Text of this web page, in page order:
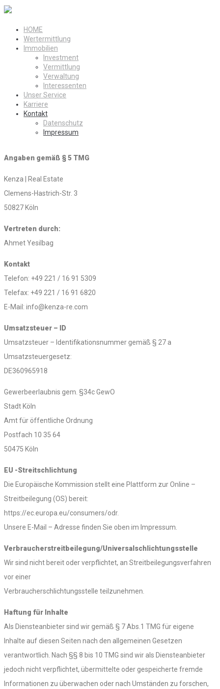
HOME
Wertermittlung
Immobilien
Investment
Vermittlung
Verwaltung
Interessenten
Unser Service
Karriere
Kontakt
Datenschutz
Impressum
Angaben gemäß § 5 TMG
Kenza | Real Estate
Clemens-Hastrich-Str. 3
50827 Köln
Vertreten durch:
Ahmet Yesilbag
Kontakt
Telefon: +49 221 / 16 91 5309
Telefax: +49 221 / 16 91 6820
E-Mail: info@kenza-re.com
Umsatzsteuer – ID
Umsatzsteuer – Identifikationsnummer gemäß § 27 a
Umsatzsteuergesetz:
DE360965918
Gewerbeerlaubnis gem. §34c GewO
Stadt Köln
Amt für öffentliche Ordnung
Postfach 10 35 64
50475 Köln
EU -Streitschlichtung
Die Europäische Kommission stellt eine Plattform zur Online –
Streitbeilegung (OS) bereit:
https://ec.europa.eu/consumers/odr.
Unsere E-Mail – Adresse finden Sie oben im Impressum.
Verbraucherstreitbeilegung/Universalschlichtungsstelle
Wir sind nicht bereit oder verpflichtet, an Streitbeilegungsverfahren
vor einer
Verbraucherschlichtungsstelle teilzunehmen.
Haftung für Inhalte
Als Diensteanbieter sind wir gemäß § 7 Abs.1 TMG für eigene
Inhalte auf diesen Seiten nach den allgemeinen Gesetzen
verantwortlich. Nach §§ 8 bis 10 TMG sind wir als Diensteanbieter
jedoch nicht verpflichtet, übermittelte oder gespeicherte fremde
Informationen zu überwachen oder nach Umständen zu forschen,